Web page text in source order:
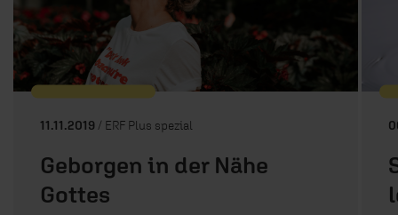
11.11.2019 / ERF Plus spezial
Geborgen in der Nähe
Gottes